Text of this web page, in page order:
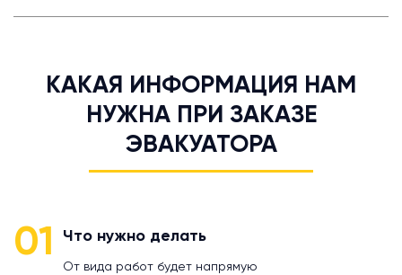
КАКАЯ ИНФОРМАЦИЯ НАМ
НУЖНА ПРИ ЗАКАЗЕ
ЭВАКУАТОРА
01 Что нужно делать
От вида работ будет напрямую